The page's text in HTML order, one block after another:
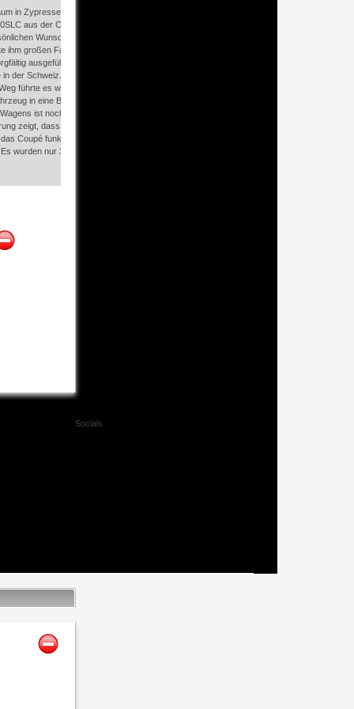
in Zypressengrün-metallic und der heute so gesuchten Stoff Karo Innenausstattung,
aus der C107 Serie. Der Inhaber einer Rohrbiegerei im Schweizer Waengi, hatte sich
Wunschtraum verwirklicht. Ein Mercedes-Benz Coupé mit kräftigem 8 Zylinder
ihm großen Fahrspaß. Er ließ jeden Kundendienst ausführen und jede Kleinigkeit sofort in
ausgefüllte Original Kundendienstscheckheft mit allen seinen Stempeln und
in der Schweiz. Im Mai 2013 kam das Coupé in eine zarte Damenhand im benachbarten
führte es weiter über einen Besitzer in Schleswig-Holstein nach Braunschweig in
in eine Berliner Autosammlung verkaufen, aus dessen Besitz wir das Fahrzeug nun
ist noch immer einmalig. Man sieht förmlich, dass er stets pfleglich behandelt und
zeigt, dass in jüngerer Zeit einmal eine fachmännische Überarbeitung stattfand. Die
Coupé funkeln. Die Innenausstattung und die Technik zeigen sich von ihrer besten
wurden nur 3.789 Fahrzeuge des 380 SLC gebaut, was ihn auch zu einem
Socials